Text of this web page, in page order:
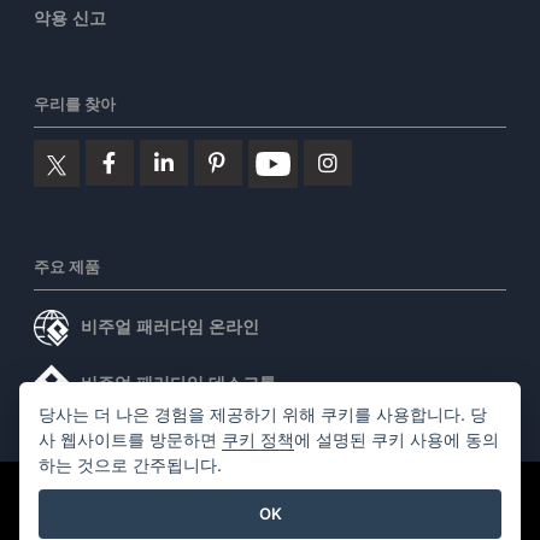
악용 신고
우리를 찾아
주요 제품
비주얼 패러다임 온라인
비주얼 패러다임 데스크톱
©2026 by Visual Paradigm. 모든 권리 보유.
당사는 더 나은 경험을 제공하기 위해 쿠키를 사용합니다. 당
사 웹사이트를 방문하면 쿠키 정책에 설명된 쿠키 사용에 동의
하는 것으로 간주됩니다.
OK